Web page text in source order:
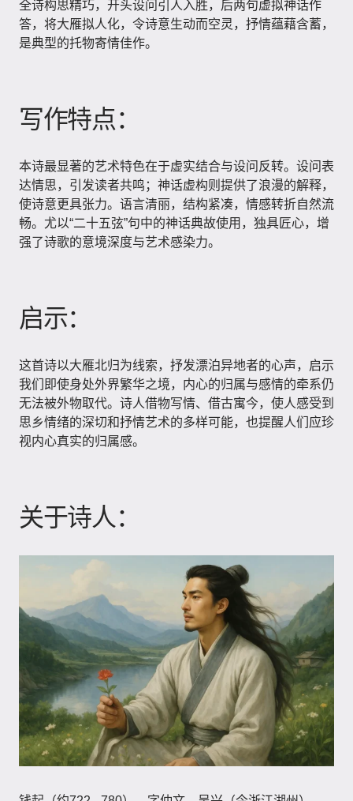
全诗构思精巧，开头设问引人入胜，后两句虚拟神话作
答，将大雁拟人化，令诗意生动而空灵，抒情蕴藉含蓄，
是典型的托物寄情佳作。
写作特点：
本诗最显著的艺术特色在于虚实结合与设问反转。设问表
达情思，引发读者共鸣；神话虚构则提供了浪漫的解释，
使诗意更具张力。语言清丽，结构紧凑，情感转折自然流
畅。尤以“二十五弦”句中的神话典故使用，独具匠心，增
强了诗歌的意境深度与艺术感染力。
启示：
这首诗以大雁北归为线索，抒发漂泊异地者的心声，启示
我们即使身处外界繁华之境，内心的归属与感情的牵系仍
无法被外物取代。诗人借物写情、借古寓今，使人感受到
思乡情绪的深切和抒情艺术的多样可能，也提醒人们应珍
视内心真实的归属感。
关于诗人：